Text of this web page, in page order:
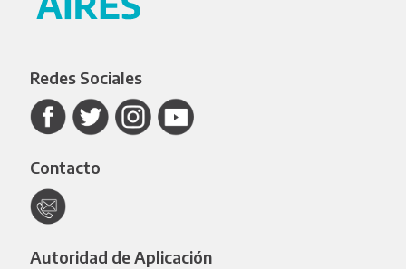
Redes Sociales
Contacto
Autoridad de Aplicación